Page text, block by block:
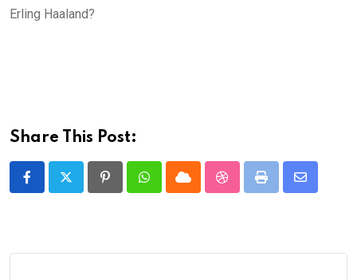
Erling Haaland?
Share This Post:
PinterestWhatsappCloud StumbleUpon
Print
Share